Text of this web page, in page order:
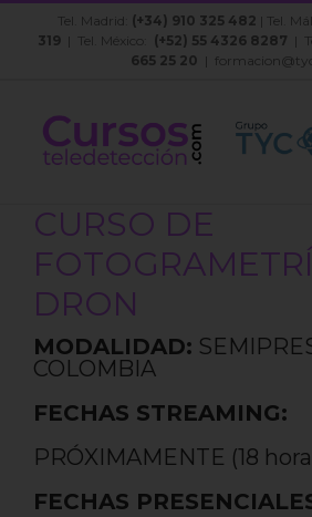
Saltar
Tel. Madrid: (+34) 910 325 482 | Tel.
319 | Tel. México: (+52) 55 4326 8287 |
665 25 20 |
CURSO DE
DRON
MODALIDAD:
COLOMBIA
FECHAS STREAMING:
PRÓXIMAMENTE (18
FECHAS